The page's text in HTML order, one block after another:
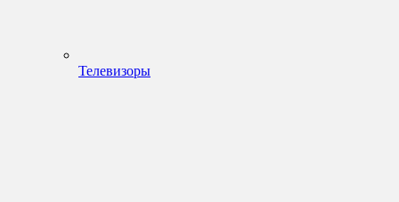
Телевизоры